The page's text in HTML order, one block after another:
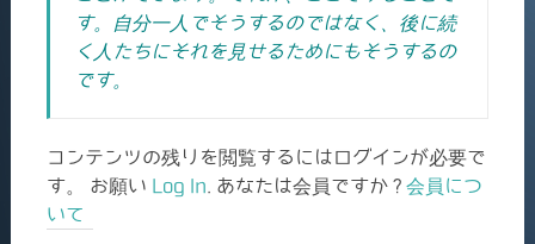
す。自分一人でそうするのではなく、後に続
く人たちにそれを見せるためにもそうするの
です。
コンテンツの残りを閲覧するにはログインが必要で
す。 お願い Log In . あなたは会員ですか ? 会員につ
いて